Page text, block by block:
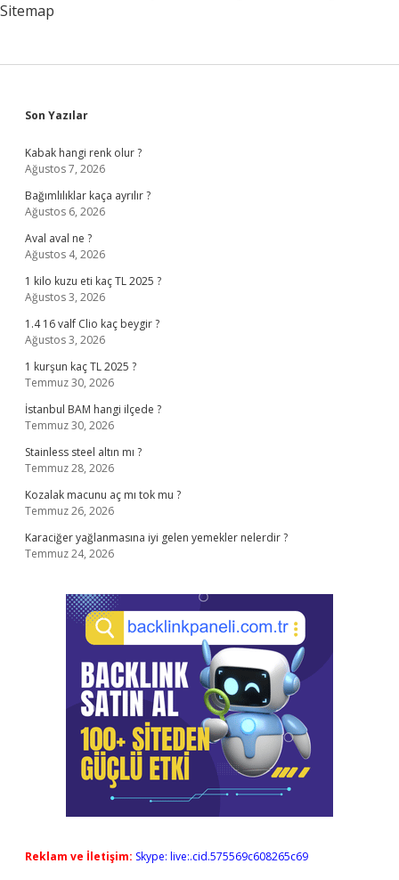
Sitemap
Sidebar
Son Yazılar
Kabak hangi renk olur ?
Ağustos 7, 2026
Bağımlılıklar kaça ayrılır ?
Ağustos 6, 2026
Aval aval ne ?
Ağustos 4, 2026
1 kilo kuzu eti kaç TL 2025 ?
Ağustos 3, 2026
1.4 16 valf Clio kaç beygir ?
Ağustos 3, 2026
1 kurşun kaç TL 2025 ?
Temmuz 30, 2026
İstanbul BAM hangi ilçede ?
Temmuz 30, 2026
Stainless steel altın mı ?
Temmuz 28, 2026
Kozalak macunu aç mı tok mu ?
Temmuz 26, 2026
Karaciğer yağlanmasına iyi gelen yemekler nelerdir ?
Temmuz 24, 2026
Reklam ve İletişim: Skype: live:.cid.575569c608265c69